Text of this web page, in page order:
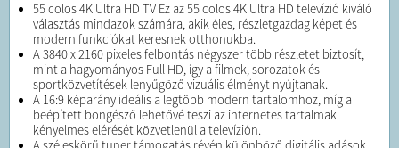
55 colos 4K Ultra HD TV Ez az 55 colos 4K Ultra HD televízió kiváló
választás mindazok számára, akik éles, részletgazdag képet és
modern funkciókat keresnek otthonukba.
A 3840 x 2160 pixeles felbontás négyszer több részletet biztosít,
mint a hagyományos Full HD, így a filmek, sorozatok és
sportközvetítések lenyűgöző vizuális élményt nyújtanak.
A 16:9 képarány ideális a legtöbb modern tartalomhoz, míg a
beépített böngésző lehetővé teszi az internetes tartalmak
kényelmes elérését közvetlenül a televízión.